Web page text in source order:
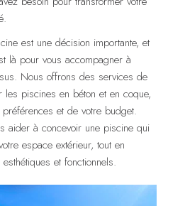
est une décision importante, et
là pour vous accompagner à
Nous offrons des services de
piscines en béton et en coque,
et de votre budget.
aider à concevoir une piscine qui
espace extérieur, tout en
et fonctionnels.